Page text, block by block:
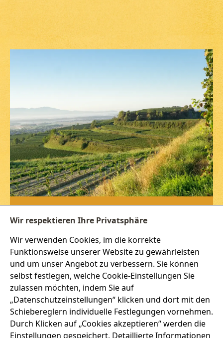
NEWSLETTER
Jetzt kostenlos anmelden und 5% Rabatt*
einmalig sichern. Bleiben Sie immer auf dem
neuesten Stand!
ANMELDEN
Wir respektieren Ihre Privatsphäre
Wir verwenden Cookies, im die korrekte
Funktionsweise unserer Website zu gewährleisten
und um unser Angebot zu verbessern. Sie können
selbst festlegen, welche Cookie-Einstellungen Sie
zulassen möchten, indem Sie auf
„Datenschutzeinstellungen“ klicken und dort mit den
Schiebereglern individuelle Festlegungen vornehmen.
Durch Klicken auf „Cookies akzeptieren“ werden die
Einstellungen gespeichert. Detaillierte Informationen